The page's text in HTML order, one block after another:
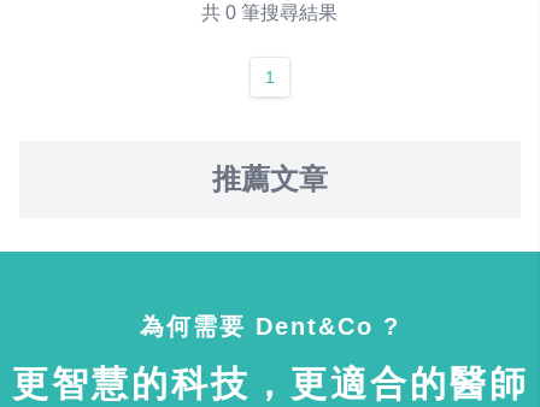
共 0 筆搜尋結果
1
推薦文章
為何需要 Dent&Co ?
更智慧的科技，更適合的醫師